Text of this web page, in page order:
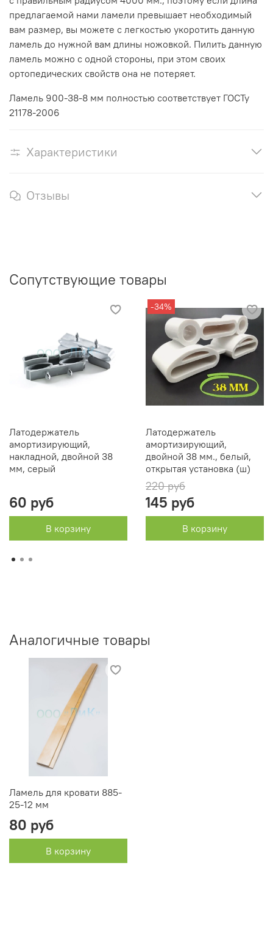
предлагаемой нами ламели превышает необходимый
вам размер, вы можете с легкостью укоротить данную
ламель до нужной вам длины ножовкой. Пилить данную
ламель можно с одной стороны, при этом своих
ортопедических свойств она не потеряет.
Ламель 900-38-8 мм полностью соответствует ГОСТу
21178-2006
Характеристики
Отзывы
Сопутствующие товары
Латодержатель
амортизирующий,
накладной, двойной 38
мм, серый
60 руб
В корзину
-34%
Латодержатель
амортизирующий,
двойной 38 мм., белый,
открытая установка (ш)
220 руб
145 руб
В корзину
Аналогичные товары
Ламель для кровати 885-
25-12 мм
80 руб
В корзину